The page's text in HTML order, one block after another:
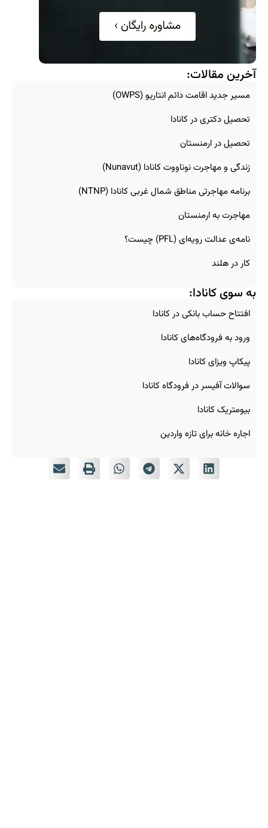
آخرین مقالات:
مسیر جدید اقامت دائم انتاریو (OWPS)
تحصیل دکتری در کانادا
تحصیل در ارمنستان
زندگی و مهاجرت نوناووت کانادا (Nunavut)
برنامه مهاجرتی مناطق شمال غربی کانادا (NTNP)
مهاجرت به ارمنستان
نامه‌ی عدالت رویه‌ای (PFL) چیست؟
کار در هلند
به سوی کانادا:
افتتاح حساب بانکی در کانادا
ورود به فرودگاه‌های کانادا
پیکاپ ویزای کانادا
سوالات آفیسر در فرودگاه کانادا
بیومتریک کانادا
اجاره خانه برای تازه‌ واردین